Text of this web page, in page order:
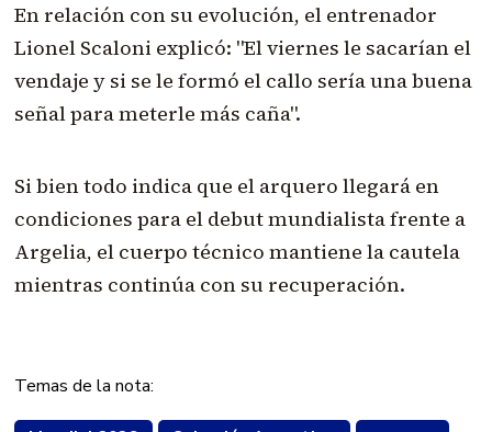
En relación con su evolución, el entrenador
Lionel Scaloni explicó: "El viernes le sacarían el
vendaje y si se le formó el callo sería una buena
señal para meterle más caña".
Si bien todo indica que el arquero llegará en
condiciones para el debut mundialista frente a
Argelia, el cuerpo técnico mantiene la cautela
mientras continúa con su recuperación.
Temas de la nota: